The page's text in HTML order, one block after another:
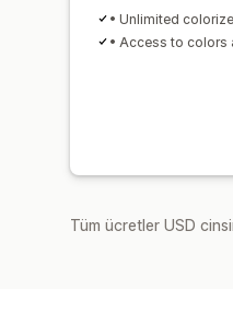
• Unlimited
• Access to colors
Tüm ücretler USD